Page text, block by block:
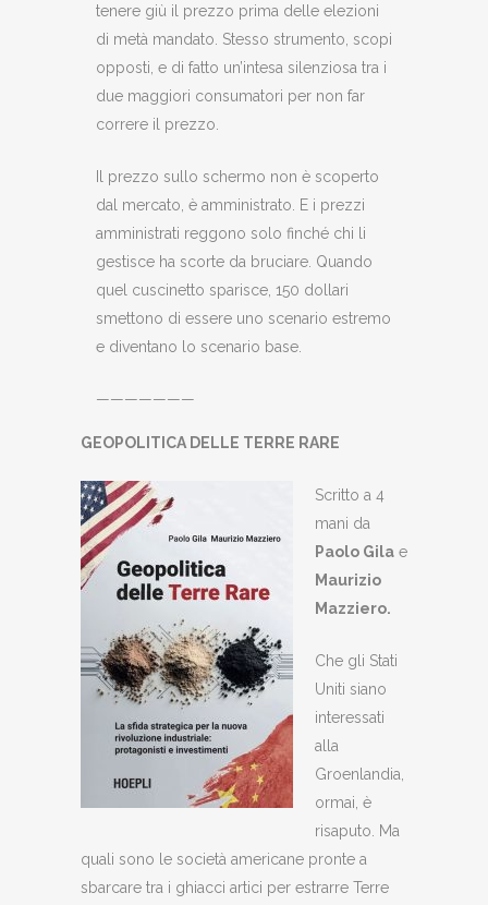
tenere giù il prezzo prima delle elezioni
di metà mandato. Stesso strumento, scopi
opposti, e di fatto un’intesa silenziosa tra i
due maggiori consumatori per non far
correre il prezzo.
Il prezzo sullo schermo non è scoperto
dal mercato, è amministrato. E i prezzi
amministrati reggono solo finché chi li
gestisce ha scorte da bruciare. Quando
quel cuscinetto sparisce, 150 dollari
smettono di essere uno scenario estremo
e diventano lo scenario base.
———————
GEOPOLITICA DELLE TERRE RARE
Scritto a 4
mani da
Paolo Gila e
Maurizio
Mazziero.
Che gli Stati
Uniti siano
interessati
alla
Groenlandia,
ormai, è
risaputo. Ma
quali sono le società americane pronte a
sbarcare tra i ghiacci artici per estrarre Terre